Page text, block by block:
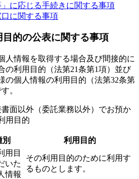
」に応じる手続きに関する事項
口に関する事項
的の公表に関する事項
人情報を取得する場合及び間接的に
の利用目的（法第21条第1項）並び
の個人情報の利用目的（法第32条第
。
面以外（委託業務以外）でお預か
用目的
利用目的
用目
いた
情報
その利用目的のために利用す
るものとします。